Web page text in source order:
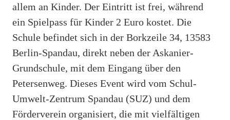
allem an Kinder. Der Eintritt ist frei, während
ein Spielpass für Kinder 2 Euro kostet. Die
Schule befindet sich in der Borkzeile 34, 13583
Berlin-Spandau, direkt neben der Askanier-
Grundschule, mit dem Eingang über den
Petersenweg. Dieses Event wird vom Schul-
Umwelt-Zentrum Spandau (SUZ) und dem
Förderverein organisiert, die mit vielfältigen